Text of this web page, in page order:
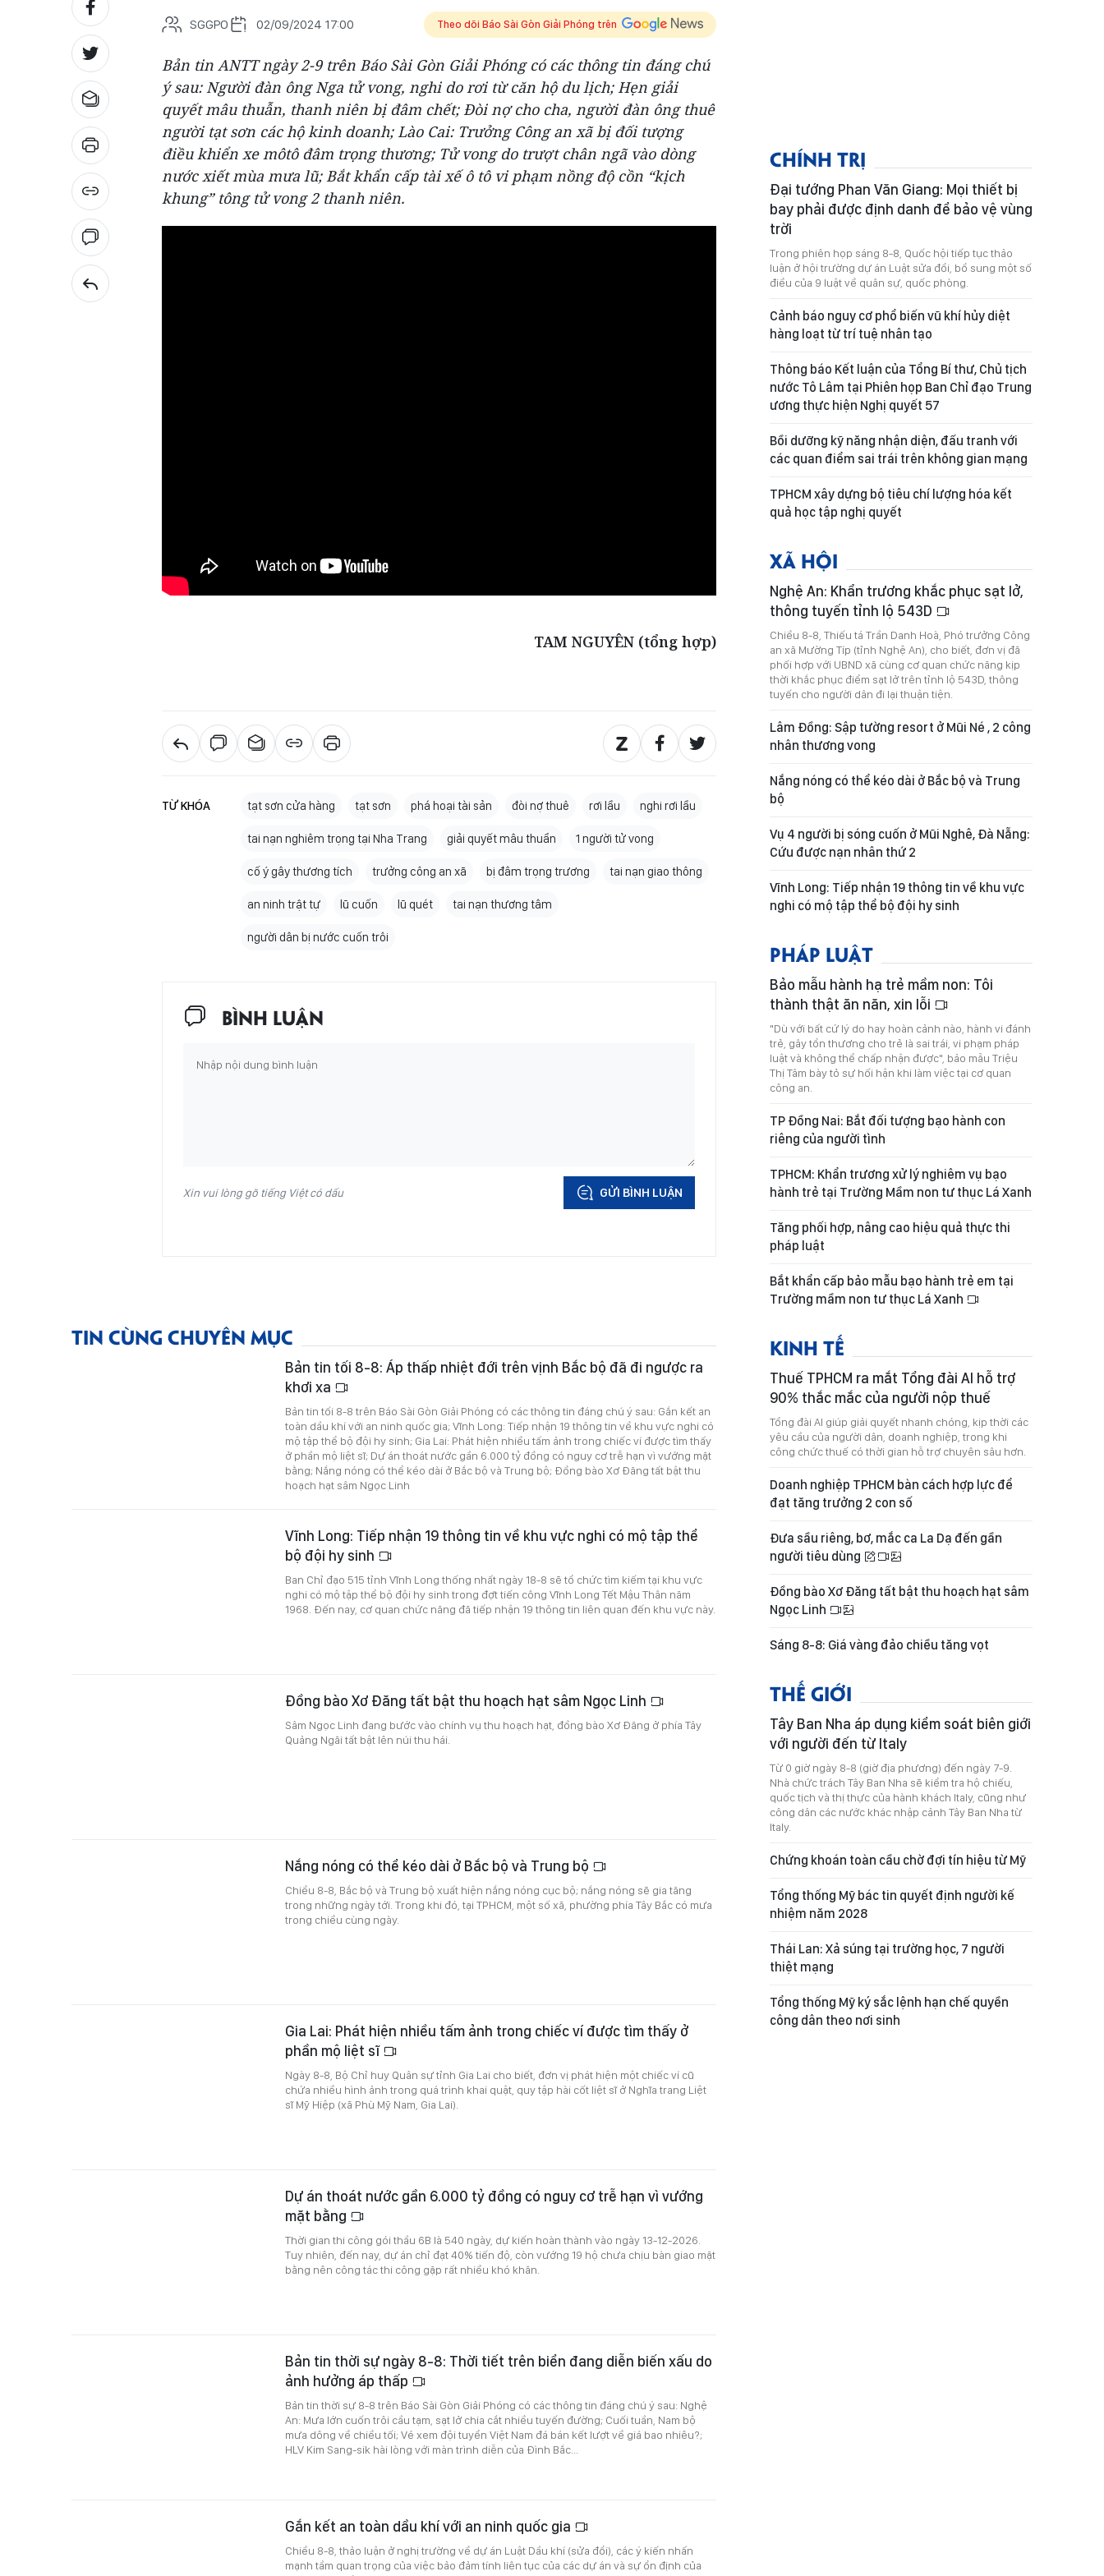
SGGPO 02/09/2024 17:00 Theo dõi Báo Sài Gòn Giải Phóng trên
Bản tin ANTT ngày 2-9 trên Báo Sài Gòn Giải Phóng có các thông tin đáng chú
ý sau: Người đàn ông Nga tử vong, nghi do rơi từ căn hộ du lịch; Hẹn giải
quyết mâu thuẫn, thanh niên bị đâm chết; Đòi nợ cho cha, người đàn ông thuê
người tạt sơn các hộ kinh doanh; Lào Cai: Trưởng Công an xã bị đối tượng
điều khiển xe môtô đâm trọng thương; Tử vong do trượt chân ngã vào dòng
nước xiết mùa mưa lũ; Bắt khẩn cấp tài xế ô tô vi phạm nồng độ cồn “kịch
khung” tông tử vong 2 thanh niên.
TAM NGUYÊN (tổng hợp)
TỪ KHÓA tạt sơn cửa hàng tạt sơn phá hoại tài sản đòi nợ thuê rơi lầu nghi rơi lầu
tai nạn nghiêm trọng tại Nha Trang giải quyết mâu thuẩn 1 người tử vong
cố ý gây thương tích trưởng công an xã bị đâm trọng trương tai nạn giao thông
an ninh trật tự lũ cuốn lũ quét tai nạn thương tâm
người dân bị nước cuốn trôi
BÌNH LUẬN
Xin vui lòng gõ tiếng Việt có dấu GỬI BÌNH LUẬN
TIN CÙNG CHUYÊN MỤC
Bản tin tối 8-8: Áp thấp nhiệt đới trên vịnh Bắc bộ đã đi ngược ra
khơi xa
Bản tin tối 8-8 trên Báo Sài Gòn Giải Phóng có các thông tin đáng chú ý sau: Gắn kết an
toàn dầu khí với an ninh quốc gia; Vĩnh Long: Tiếp nhận 19 thông tin về khu vực nghi có
mộ tập thể bộ đội hy sinh; Gia Lai: Phát hiện nhiều tấm ảnh trong chiếc ví được tìm thấy
ở phần mộ liệt sĩ; Dự án thoát nước gần 6.000 tỷ đồng có nguy cơ trễ hạn vì vướng mặt
bằng; Nắng nóng có thể kéo dài ở Bắc bộ và Trung bộ; Đồng bào Xơ Đăng tất bật thu
hoạch hạt sâm Ngọc Linh
Vĩnh Long: Tiếp nhận 19 thông tin về khu vực nghi có mộ tập thể
bộ đội hy sinh
Ban Chỉ đạo 515 tỉnh Vĩnh Long thống nhất ngày 18-8 sẽ tổ chức tìm kiếm tại khu vực
nghi có mộ tập thể bộ đội hy sinh trong đợt tiến công Vĩnh Long Tết Mậu Thân năm
1968. Đến nay, cơ quan chức năng đã tiếp nhận 19 thông tin liên quan đến khu vực này.
Đồng bào Xơ Đăng tất bật thu hoạch hạt sâm Ngọc Linh
Sâm Ngọc Linh đang bước vào chính vụ thu hoạch hạt, đồng bào Xơ Đăng ở phía Tây
Quảng Ngãi tất bật lên núi thu hái.
Nắng nóng có thể kéo dài ở Bắc bộ và Trung bộ
Chiều 8-8, Bắc bộ và Trung bộ xuất hiện nắng nóng cục bộ; nắng nóng sẽ gia tăng
trong những ngày tới. Trong khi đó, tại TPHCM, một số xã, phường phía Tây Bắc có mưa
trong chiều cùng ngày.
Gia Lai: Phát hiện nhiều tấm ảnh trong chiếc ví được tìm thấy ở
phần mộ liệt sĩ
Ngày 8-8, Bộ Chỉ huy Quân sự tỉnh Gia Lai cho biết, đơn vị phát hiện một chiếc ví cũ
chứa nhiều hình ảnh trong quá trình khai quật, quy tập hài cốt liệt sĩ ở Nghĩa trang Liệt
sĩ Mỹ Hiệp (xã Phù Mỹ Nam, Gia Lai).
Dự án thoát nước gần 6.000 tỷ đồng có nguy cơ trễ hạn vì vướng
mặt bằng
Thời gian thi công gói thầu 6B là 540 ngày, dự kiến hoàn thành vào ngày 13-12-2026.
Tuy nhiên, đến nay, dự án chỉ đạt 40% tiến độ, còn vướng 19 hộ chưa chịu bàn giao mặt
bằng nên công tác thi công gặp rất nhiều khó khăn.
Bản tin thời sự ngày 8-8: Thời tiết trên biển đang diễn biến xấu do
ảnh hưởng áp thấp
Bản tin thời sự 8-8 trên Báo Sài Gòn Giải Phóng có các thông tin đáng chú ý sau: Nghệ
An: Mưa lớn cuốn trôi cầu tạm, sạt lở chia cắt nhiều tuyến đường; Cuối tuần, Nam bộ
mưa dông về chiều tối; Vé xem đội tuyển Việt Nam đá bán kết lượt về giá bao nhiêu?;
HLV Kim Sang-sik hài lòng với màn trình diễn của Đình Bắc...
Gắn kết an toàn dầu khí với an ninh quốc gia
Chiều 8-8, thảo luận ở nghị trường về dự án Luật Dầu khí (sửa đổi), các ý kiến nhấn
mạnh tầm quan trọng của việc bảo đảm tính liên tục của các dự án và sự ổn định của
CHÍNH TRỊ
Đại tướng Phan Văn Giang: Mọi thiết bị
bay phải được định danh để bảo vệ vùng
trời
Trong phiên họp sáng 8-8, Quốc hội tiếp tục thảo
luận ở hội trường dự án Luật sửa đổi, bổ sung một số
điều của 9 luật về quân sự, quốc phòng.
Cảnh báo nguy cơ phổ biến vũ khí hủy diệt
hàng loạt từ trí tuệ nhân tạo
Thông báo Kết luận của Tổng Bí thư, Chủ tịch
nước Tô Lâm tại Phiên họp Ban Chỉ đạo Trung
ương thực hiện Nghị quyết 57
Bồi dưỡng kỹ năng nhận diện, đấu tranh với
các quan điểm sai trái trên không gian mạng
TPHCM xây dựng bộ tiêu chí lượng hóa kết
quả học tập nghị quyết
XÃ HỘI
Nghệ An: Khẩn trương khắc phục sạt lở,
thông tuyến tỉnh lộ 543D
Chiều 8-8, Thiếu tá Trần Danh Hoà, Phó trưởng Công
an xã Mường Típ (tỉnh Nghệ An), cho biết, đơn vị đã
phối hợp với UBND xã cùng cơ quan chức năng kịp
thời khắc phục điểm sạt lở trên tỉnh lộ 543D, thông
tuyến cho người dân đi lại thuận tiện.
Lâm Đồng: Sập tường resort ở Mũi Né , 2 công
nhân thương vong
Nắng nóng có thể kéo dài ở Bắc bộ và Trung
bộ
Vụ 4 người bị sóng cuốn ở Mũi Nghê, Đà Nẵng:
Cứu được nạn nhân thứ 2
Vĩnh Long: Tiếp nhận 19 thông tin về khu vực
nghi có mộ tập thể bộ đội hy sinh
PHÁP LUẬT
Bảo mẫu hành hạ trẻ mầm non: Tôi
thành thật ăn năn, xin lỗi
"Dù với bất cứ lý do hay hoàn cảnh nào, hành vi đánh
trẻ, gây tổn thương cho trẻ là sai trái, vi phạm pháp
luật và không thể chấp nhận được", bảo mẫu Triệu
Thị Tâm bày tỏ sự hối hận khi làm việc tại cơ quan
công an.
TP Đồng Nai: Bắt đối tượng bạo hành con
riêng của người tình
TPHCM: Khẩn trương xử lý nghiêm vụ bạo
hành trẻ tại Trường Mầm non tư thục Lá Xanh
Tăng phối hợp, nâng cao hiệu quả thực thi
pháp luật
Bắt khẩn cấp bảo mẫu bạo hành trẻ em tại
Trường mầm non tư thục Lá Xanh
KINH TẾ
Thuế TPHCM ra mắt Tổng đài AI hỗ trợ
90% thắc mắc của người nộp thuế
Tổng đài AI giúp giải quyết nhanh chóng, kịp thời các
yêu cầu của người dân, doanh nghiệp, trong khi
công chức thuế có thời gian hỗ trợ chuyên sâu hơn.
Doanh nghiệp TPHCM bàn cách hợp lực để
đạt tăng trưởng 2 con số
Đưa sầu riêng, bơ, mắc ca La Dạ đến gần
người tiêu dùng
Đồng bào Xơ Đăng tất bật thu hoạch hạt sâm
Ngọc Linh
Sáng 8-8: Giá vàng đảo chiều tăng vọt
THẾ GIỚI
Tây Ban Nha áp dụng kiểm soát biên giới
với người đến từ Italy
Từ 0 giờ ngày 8-8 (giờ địa phương) đến ngày 7-9.
Nhà chức trách Tây Ban Nha sẽ kiểm tra hộ chiếu,
quốc tịch và thị thực của hành khách Italy, cũng như
công dân các nước khác nhập cảnh Tây Ban Nha từ
Italy.
Chứng khoán toàn cầu chờ đợi tín hiệu từ Mỹ
Tổng thống Mỹ bác tin quyết định người kế
nhiệm năm 2028
Thái Lan: Xả súng tại trường học, 7 người
thiệt mạng
Tổng thống Mỹ ký sắc lệnh hạn chế quyền
công dân theo nơi sinh